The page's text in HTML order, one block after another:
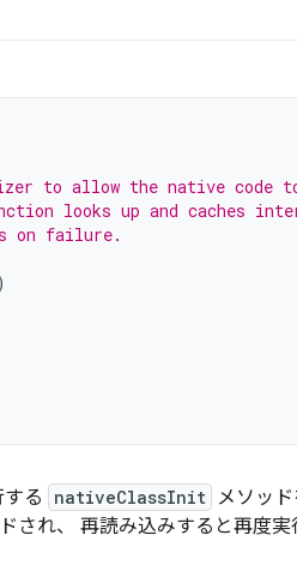
to allow the native code
looks up and caches
on failure.
る nativeClassInit メソッ
され、 再読み込みすると再度実